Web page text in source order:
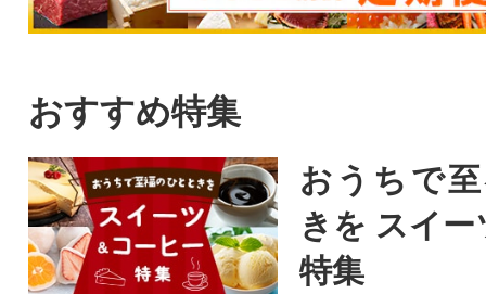
おすすめ特集
おうちで
きを スイ
特集